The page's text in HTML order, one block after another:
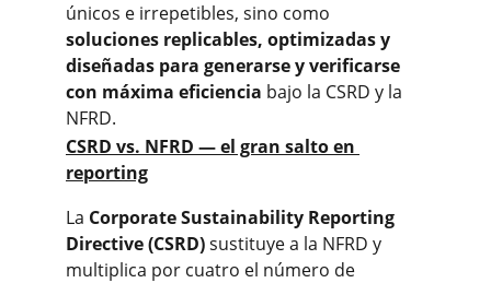
únicos e irrepetibles, sino como
soluciones replicables, optimizadas y
diseñadas para generarse y verificarse
con máxima eficiencia bajo la CSRD y la
NFRD.
CSRD vs. NFRD — el gran salto en
reporting
La Corporate Sustainability Reporting
Directive (CSRD) sustituye a la NFRD y
multiplica por cuatro el número de